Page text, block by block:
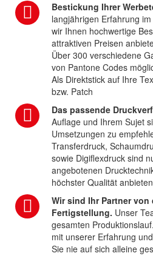
Bestickung Ihrer
langjährigen Erfahrung
wir Ihnen hochwertige
attraktiven Preisen
Über 300 verschiedene
von Pantone Codes
Als Direktstick auf Ihre
bzw. Patch
Das passende
Auflage und Ihrem Sujet
Umsetzungen zu
Transferdruck,
sowie Digiflexdruck sind
angebotenen
höchster Qualität
Wir sind Ihr Partner
Fertigstellung. Unser
gesamten
mit unserer Erfahrung
Sie nie auf sich alleine